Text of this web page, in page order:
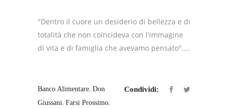
"Dentro il cuore un desiderio di bellezza e di
totalità che non coincideva con l'immagine
di vita e di famiglia che avevamo pensato"....
Banco Alimentare, Don
Giussani, Farsi Prossimo,
Condividi: